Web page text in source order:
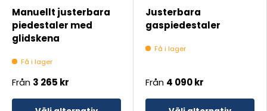
Manuellt justerbara
piedestaler med
glidskena
Få i lager
Från 3 265 kr
Justerbara
gaspiedestaler
Få i lager
Från 4 090 kr